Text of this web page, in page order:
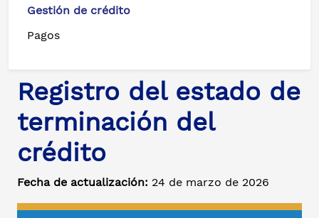
Gestión de crédito
Pagos
Registro del estado de
terminación del
crédito
Fecha de actualización: 24 de marzo de 2026